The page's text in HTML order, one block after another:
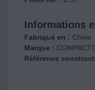
Informations
Fabriqué en : Chine
Marque :
Référence